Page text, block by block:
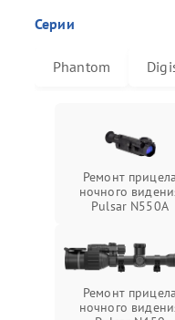
Серии
Phantom
Ремонт прицела
ночного
Pulsar N550A
Ремонт прицела
ночного